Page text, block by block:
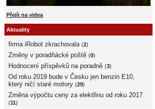
Přejít na videa
Aktuality
firma iRobot zkrachovala (2)
Změny v poradňácké poště (0)
Hodnocení příspěvků na poradně (3)
Od roku 2019 bude v Česku jen benzin E10,
který ničí staré motory (29)
Změna výpočtu ceny za elektřinu od roku 2017
(11)